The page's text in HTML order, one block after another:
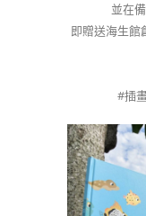
並在
即贈送海生館
#插